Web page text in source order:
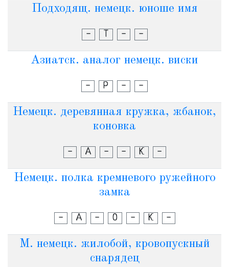
Подходящ. немецк. юноше имя
- Т - -
Азиатск. аналог немецк. виски
- Р - -
Немецк. деревянная кружка, жбанок,
коновка
- А - - К -
Немецк. полка кремневого ружейного
замка
- А - О - К -
М. немецк. жилобой, кровопускный
снарядец